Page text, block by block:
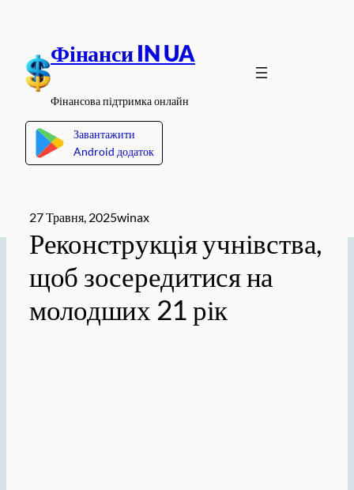
вмісту
Фінанси IN UA
Фінансова підтримка онлайн
Завантажити
Android додаток
27 Травня, 2025winax
Реконструкція учнівства,
щоб зосередитися на
молодших 21 рік